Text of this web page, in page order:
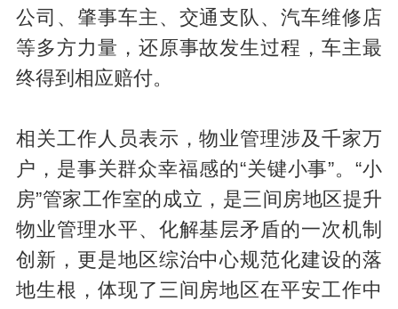
公司、肇事车主、交通支队、汽车维修店
等多方力量，还原事故发生过程，车主最
终得到相应赔付。
相关工作人员表示，物业管理涉及千家万
户，是事关群众幸福感的“关键小事”。“小
房”管家工作室的成立，是三间房地区提升
物业管理水平、化解基层矛盾的一次机制
创新，更是地区综治中心规范化建设的落
地生根，体现了三间房地区在平安工作中